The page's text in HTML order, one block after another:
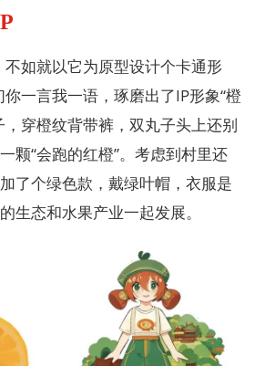
不如就以它为原型设计个卡通形
一言我一语，琢磨出了IP形象“橙
，穿橙纹背带裤，双丸子头上还别
颗“会跑的红橙”。考虑到村里还
了个绿色款，戴绿叶帽，衣服是
生态和水果产业一起发展。